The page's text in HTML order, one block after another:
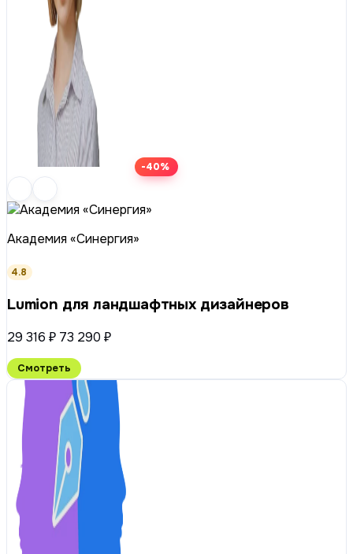
-40%
Академия «Синергия»
4.8
Lumion для ландшафтных дизайнеров
29 316 ₽ 73 290 ₽
Смотреть